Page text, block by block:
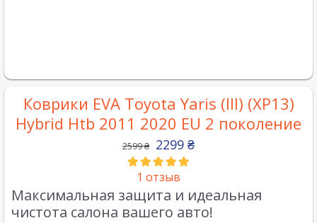
Коврики EVA Toyota Yaris (III) (XP13)
Hybrid Htb 2011 2020 EU 2 поколение
2599₴ 2299 ₴
1 отзыв
Максимальная защита и идеальная
чистота салона вашего авто!